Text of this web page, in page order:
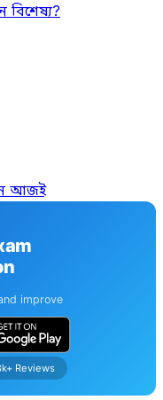
আজই
improve
Reviews